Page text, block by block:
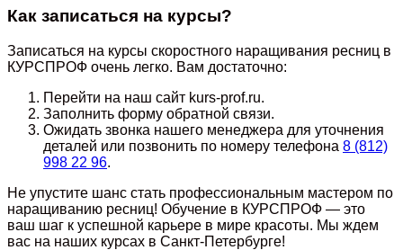
Как записаться на курсы?
Записаться на курсы скоростного наращивания ресниц в
КУРСПРОФ очень легко. Вам достаточно:
Перейти на наш сайт kurs-prof.ru.
Заполнить форму обратной связи.
Ожидать звонка нашего менеджера для уточнения
деталей или позвонить по номеру телефона 8 (812)
998 22 96.
Не упустите шанс стать профессиональным мастером по
наращиванию ресниц! Обучение в КУРСПРОФ — это
ваш шаг к успешной карьере в мире красоты. Мы ждем
вас на наших курсах в Санкт-Петербурге!